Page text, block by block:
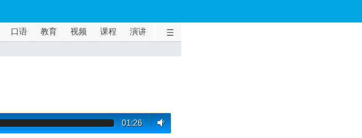
口语 教育 视频 课程 演讲
01:26